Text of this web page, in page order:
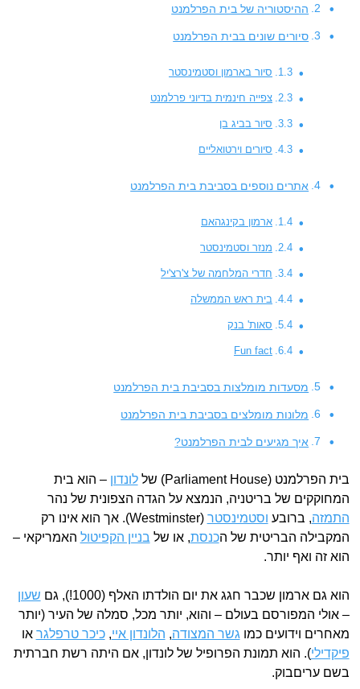
ההיסטוריה של בית הפרלמנט
סיורים שונים בבית הפרלמנט
סיור בארמון וסטמינסטר
צפייה חינמית בדיוני פרלמנט
סיור בביג בן
סיורים וירטואליים
אתרים נוספים בסביבת בית הפרלמנט
ארמון בקינגהאם
מנזר וסטמינסטר
חדרי המלחמה של צ'רצ'יל
בית ראש הממשלה
סאות' בנק
Fun fact
מסעדות מומלצות בסביבת בית הפרלמנט
מלונות מומלצים בסביבת בית הפרלמנט
איך מגיעים לבית הפרלמנט?
בית הפרלמנט (Parliament House) של לונדון – הוא בית
המחוקקים של בריטניה, הנמצא על הגדה הצפונית של נהר
התמזה, ברובע וסטמינסטר
(Westminster). אך הוא אינו רק
המקבילה הבריטית של הכנסת, או של בניין הקפיטול האמריקאי –
הוא זה ואף יותר.
הוא גם ארמון שכבר חגג את יום הולדתו האלף (1000!), גם
שעון
– אולי המפורסם בעולם – והוא, יותר מכל, סמלה של העיר (יותר
מאחרים וידועים כמו גשר המצודה, הלונדון איי,כיכר טרפלגר או
פיקדילי). הוא תמונת הפרופיל של לונדון, אם היתה רשת חברתית
בשם עריםבוק.